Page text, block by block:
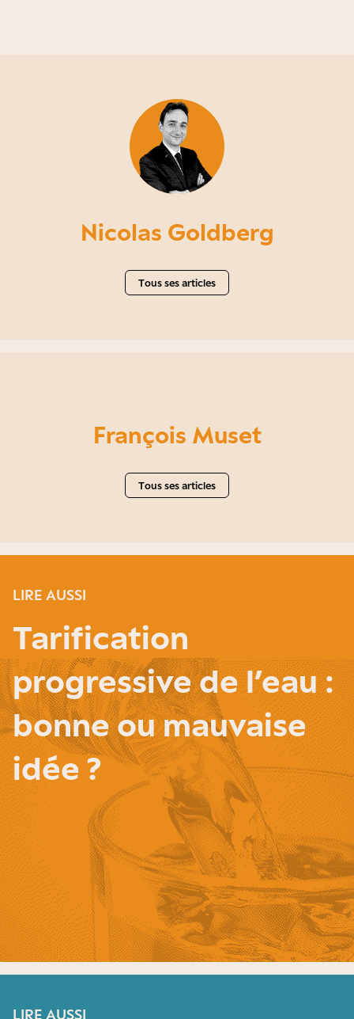
Nicolas Goldberg
Tous ses articles
François Muset
Tous ses articles
LIRE AUSSI
Tarification
progressive de l’eau :
bonne ou mauvaise
idée ?
LIRE AUSSI